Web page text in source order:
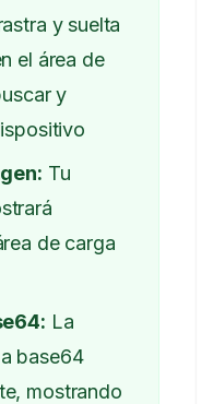
y suelta
el área de
y
Tu
de carga
La
base64
mostrando